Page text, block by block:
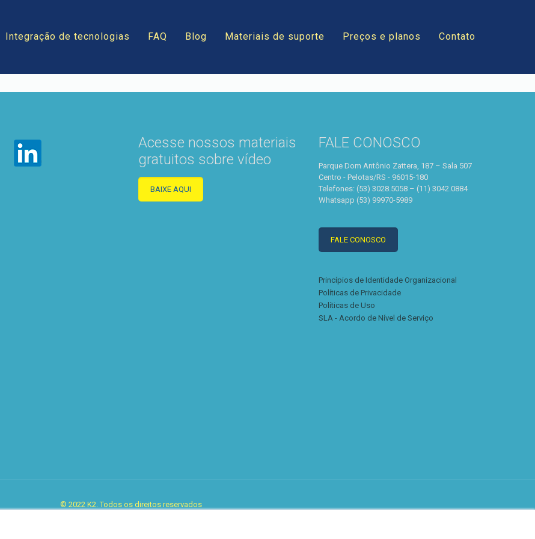
Integração de tecnologias FAQ Blog Materiais de suporte Preços e planos Contato
Acesse nossos materiais
gratuitos sobre vídeo
BAIXE AQUI
FALE CONOSCO
Parque Dom Antônio Zattera, 187 – Sala 507
Centro - Pelotas/RS - 96015-180
Telefones: (53) 3028.5058 – (11) 3042.0884
Whatsapp (53) 99970-5989
FALE CONOSCO
Princípios de Identidade Organizacional
Políticas de Privacidade
Políticas de Uso
SLA - Acordo de Nível de Serviço
© 2022 K2. Todos os direitos reservados